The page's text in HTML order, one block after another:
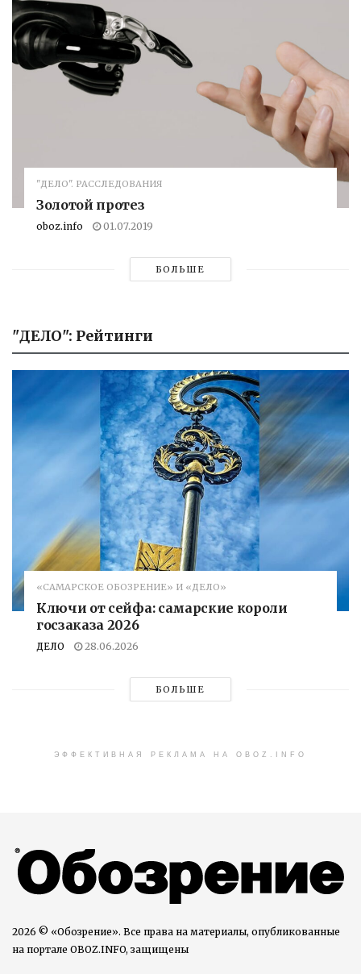
"ДЕЛО". РАССЛЕДОВАНИЯ
Золотой протез
oboz.info 01.07.2019
БОЛЬШЕ
"ДЕЛО": Рейтинги
«САМАРСКОЕ ОБОЗРЕНИЕ» И «ДЕЛО»
Ключи от сейфа: самарские короли
госзаказа 2026
ДЕЛО 28.06.2026
БОЛЬШЕ
ЭФФЕКТИВНАЯ РЕКЛАМА НА OBOZ.INFO
2026 © «Обозрение». Все права на материалы, опубликованные
на портале OBOZ.INFO, защищены